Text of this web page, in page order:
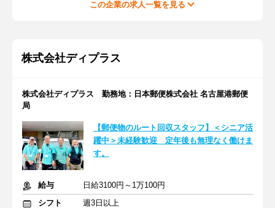
この企業の求人一覧を見る
株式会社ディプラス
株式会社ディプラス 勤務地：日本郵便株式会社 名古屋港郵便
局
【郵便物のルート回収スタッフ】＜シニア活
躍中＞未経験歓迎 定年後も無理なく働けま
す。
給与
日給3100円～1万100円
シフト
週3日以上